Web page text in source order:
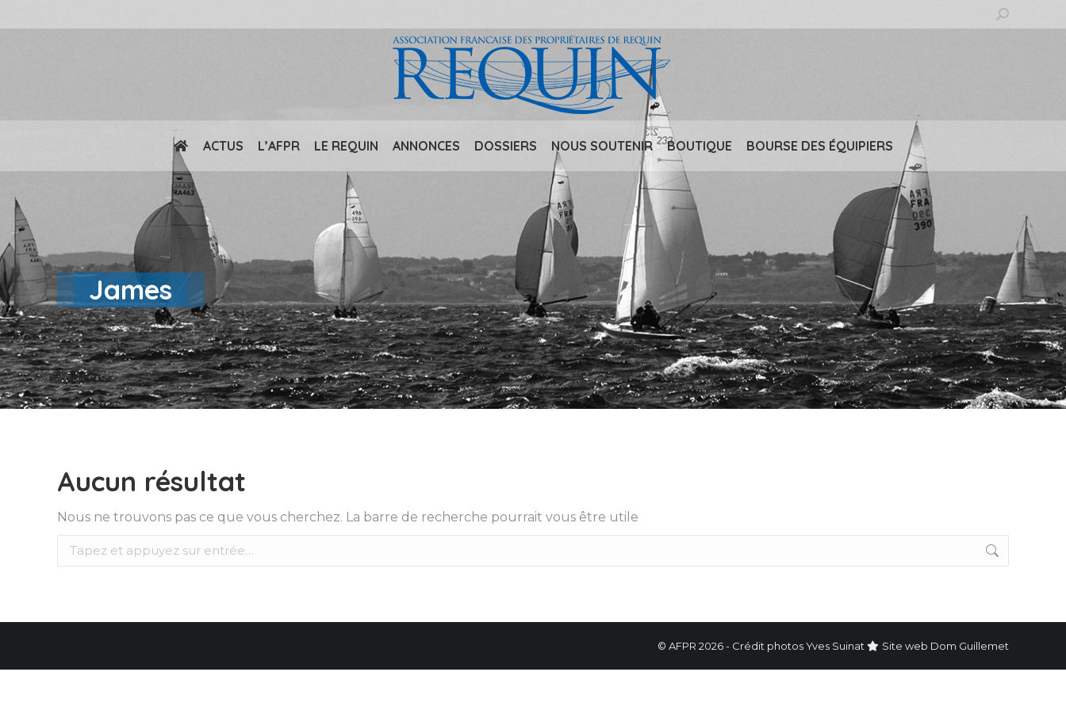
Recherche
:
ACTUS L’AFPR LE REQUIN ANNONCES DOSSIERS NOUS SOUTENIR BOUTIQUE BOURSE DES ÉQUIPIERS
James
Aucun résultat
Nous ne trouvons pas ce que vous cherchez. La barre de recherche pourrait vous être utile
Recherche
:
© AFPR 2026 - Crédit photos Yves Suinat Site web Dom Guillemet